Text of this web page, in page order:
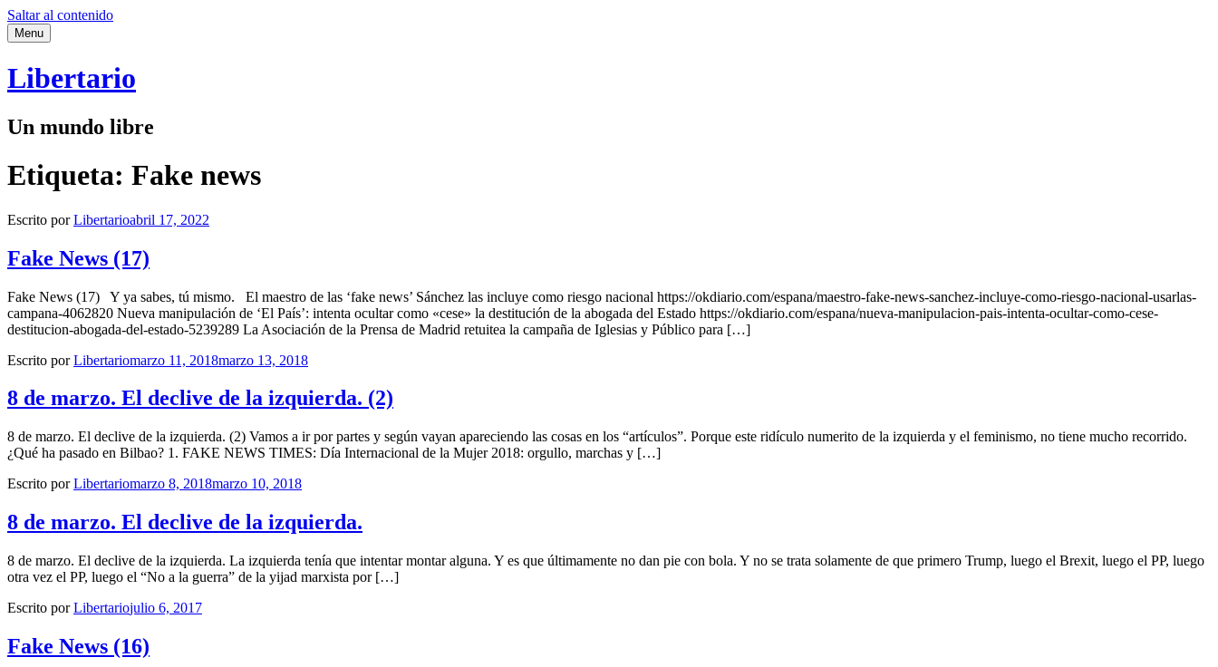
Saltar al contenido
Menu
Libertario
Un mundo libre
Etiqueta: Fake news
Escrito porLibertarioabril 17, 2022
Fake News (17)
Fake News (17) Y ya sabes, tú mismo. El maestro de las ‘fake news’ Sánchez las incluye como riesgo nacional https://okdiario.com/espana/maestro-fake-news-sanchez-incluye-como-riesgo-nacional-usarlas-
campana-4062820 Nueva manipulación de ‘El País’: intenta ocultar como «cese» la destitución de la abogada del Estado https://okdiario.com/espana/nueva-manipulacion-pais-intenta-ocultar-como-cese-
destitucion-abogada-del-estado-5239289 La Asociación de la Prensa de Madrid retuitea la campaña de Iglesias y Público para […]
Escrito porLibertariomarzo 11, 2018marzo 13, 2018
8 de marzo. El declive de la izquierda. (2)
8 de marzo. El declive de la izquierda. (2) Vamos a ir por partes y según vayan apareciendo las cosas en los “artículos”. Porque este ridículo numerito de la izquierda y el feminismo, no tiene mucho recorrido.
¿Qué ha pasado en Bilbao? 1. FAKE NEWS TIMES: Día Internacional de la Mujer 2018: orgullo, marchas y […]
Escrito porLibertariomarzo 8, 2018marzo 10, 2018
8 de marzo. El declive de la izquierda.
8 de marzo. El declive de la izquierda. La izquierda tenía que intentar montar alguna. Y es que últimamente no dan pie con bola. Y no se trata solamente de que primero Trump, luego el Brexit, luego el PP, luego
otra vez el PP, luego el “No a la guerra” de la yijad marxista por […]
Escrito porLibertariojulio 6, 2017
Fake News (16)